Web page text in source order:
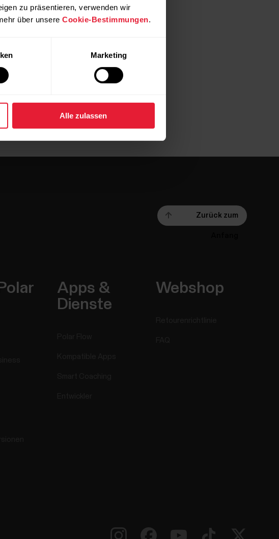
zu präsentieren, verwenden wir
über unsere Cookie-Bestimmungen.
Marketing
Alle zulassen
paper.pdf
Zurück zum
Apps &
Dienste
Webshop